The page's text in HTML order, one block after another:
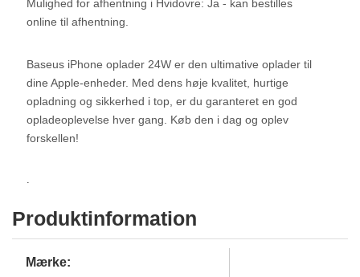
Mulighed for afhentning i Hvidovre: Ja - kan bestilles
online til afhentning.
Baseus iPhone oplader 24W er den ultimative oplader til
dine Apple-enheder. Med dens høje kvalitet, hurtige
opladning og sikkerhed i top, er du garanteret en god
opladeoplevelse hver gang. Køb den i dag og oplev
forskellen!
.
Produktinformation
Mærke: